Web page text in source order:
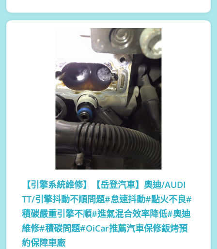
【引擎系統維修】
【岳登汽車】奧迪/AUDI
TT/引擎抖動不順問題#怠速抖動#點火不良#
積碳嚴重引擎不順#進氣混合效率降低#奧迪
維修#積碳問題#OiCar推薦汽車保修鈑烤預
約保障車廠